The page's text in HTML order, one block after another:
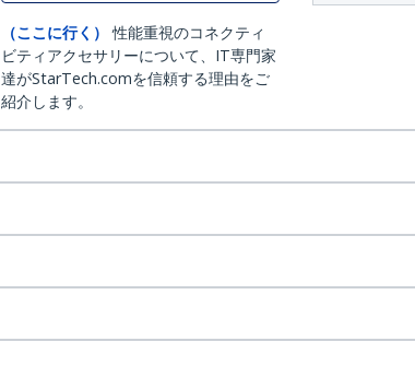
（ここに行く）
性能重視のコネクティ
ビティアクセサリーについて、IT専門家
達がStarTech.comを信頼する理由をご
紹介します。